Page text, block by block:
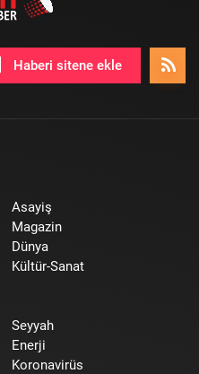
Haberi sitene ekle
Asayiş
Magazin
Dünya
Kültür-Sanat
Seyyah
Enerji
Koronavirüs